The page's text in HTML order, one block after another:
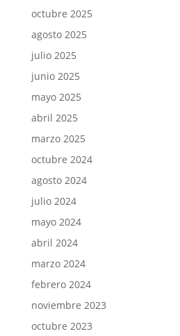
octubre 2025
agosto 2025
julio 2025
junio 2025
mayo 2025
abril 2025
marzo 2025
octubre 2024
agosto 2024
julio 2024
mayo 2024
abril 2024
marzo 2024
febrero 2024
noviembre 2023
octubre 2023